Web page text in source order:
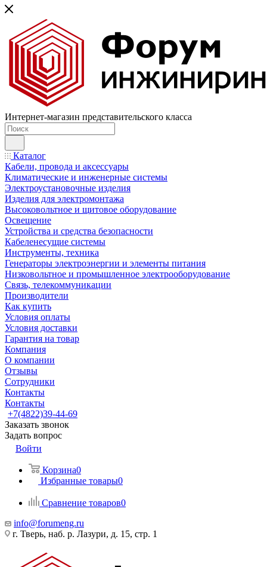
Интернет-магазин представительского класса
Каталог
Кабели, провода и аксессуары
Климатические и инженерные системы
Электроустановочные изделия
Изделия для электромонтажа
Высоковольтное и щитовое оборудование
Освещение
Устройства и средства безопасности
Кабеленесущие системы
Инструменты, техника
Генераторы электроэнергии и элементы питания
Низковольтное и промышленное электрооборудование
Связь, телекоммуникации
Производители
Как купить
Условия оплаты
Условия доставки
Гарантия на товар
Компания
О компании
Отзывы
Сотрудники
Контакты
Контакты
+7(4822)39-44-69
Заказать звонок
Задать вопрос
Войти
Корзина0
Избранные товары0
Сравнение товаров0
info@forumeng.ru
г. Тверь, наб. р. Лазури, д. 15, стр. 1